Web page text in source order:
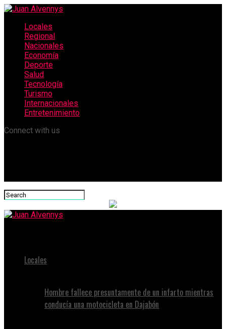
Locales
Regional
Nacionales
Economía
Deporte
Salud
Tecnología
Turismo
Internacionales
Entretenimiento
Connect with us
Locales
Hombre fallece presuntamente de un infarto mientras
conducía una motocicleta en Dajabón